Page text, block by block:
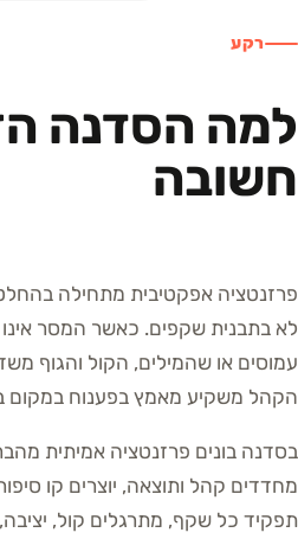
רקע
למה הסדנה
חשובה
פרזנטציה אפקטיבית מתחילה
לא בתבנית שקפים. כאשר המסר
עמוסים או שהמילים, הקול והגוף
הקהל משקיע מאמץ בפענוח במקום
בסדנה בונים פרזנטציה אמיתית
מחדדים קהל ותוצאה, יוצרים קו
תפקיד כל שקף, מתרגלים קול,